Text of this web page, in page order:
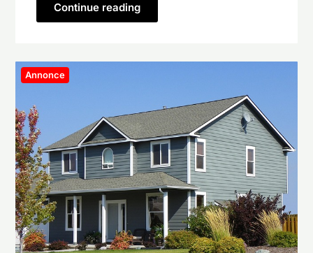
Continue reading
Annonce